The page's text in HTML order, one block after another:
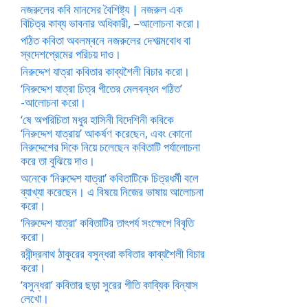
নজরুলের কবি মানসের বৈশিষ্ট্য | নজরুল এক
বিচিত্র কাব্য ভাবনার অধিকারী, –আলোচনা করো।
পঠিত কবিতা অবলম্বনে নজরুলের দেশাত্মবোধ বা
স্বদেশপ্রেমের পরিচয় দাও।
নিরুদ্দেশ যাত্রা কবিতার কাব্যশৈলী বিচার করো।
‘নিরুদ্দেশ যাত্রা চিত্র গীতের মেলবন্ধন গঠিত’
-আলোচনা করো।
‘ষে অপরিচিতা মধুর হাসিনী বিদেশিনী কবিকে
‘নিরুদ্দেশ যাত্রায়’ আকর্ষণ করেছেন, এবং কোনো
নিরুদ্দেশের দিকে নিয়ে চলেছেন কবিতাটি পর্যালোচনা
করে তা বুঝিয়ে দাও।
অনেকে ‘নিরুদ্দেশ যাত্রা’ কবিতাটিকে চিত্রধর্মী বলে
ব্যাখ্যা করেছেন। এ বিষয়ে নিজের ভাষায় আলোচনা
করো।
‘নিরুদ্দেশ যাত্রা’ কবিতাটির তাৎপর্য সংক্ষেপে বিবৃতি
করো।
রবীন্দ্রনাথ ঠাকুরের বসুন্ধরা কবিতার কাব্যশৈলী বিচার
করো।
‘বসুন্ধরা’ কবিতার ছড়া সুরের গীতি কাব্যিক বিন্যাস
লেখো।